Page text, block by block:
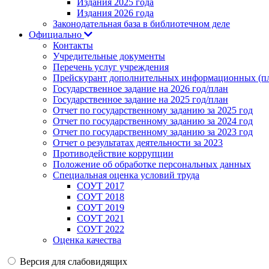
Издания 2025 года
Издания 2026 года
Законодательная база в библиотечном деле
Официально
Контакты
Учредительные документы
Перечень услуг учреждения
Прейскурант дополнительных информационных
Государственное задание на 2026 год/план
Государственное задание на 2025 год/план
Отчет по государственному заданию за 2025 год
Отчет по государственному заданию за 2024 год
Отчет по государственному заданию за 2023 год
Отчет о результатах деятельности за 2023
Противодействие коррупции
Положение об обработке персональных данных
Специальная оценка условий труда
СОУТ 2017
СОУТ 2018
СОУТ 2019
СОУТ 2021
СОУТ 2022
Оценка качества
Версия для слабовидящих